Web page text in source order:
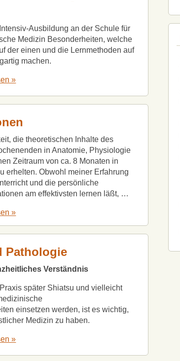
Ausbildung an der Schule für
Medizin Besonderheiten, welche
der einen und die Lernmethoden auf
machen.
»
die theoretischen Inhalte des
in Anatomie, Physiologie
Zeitraum von ca. 8 Monaten in
erhelten. Obwohl meiner Erfahrung
und die persönliche
am effektivsten lernen läßt, …
»
Pathologie
Verständnis
später Shiatsu und vielleicht
einsetzen werden, ist es wichtig,
Medizin zu haben.
»